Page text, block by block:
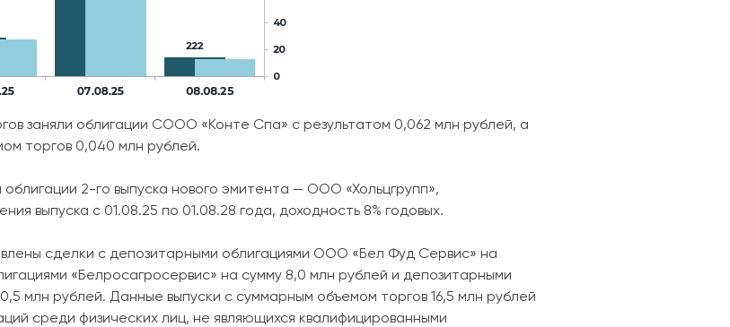
заняли облигации СООО «Конте Спа» с результатом 0,062 млн рублей, а
торгов 0,040 млн рублей.
2-го выпуска нового эмитента — ООО «Хольцгрупп»,
выпуска с 01.08.25 по 01.08.28 года, доходность 8% годовых.
сделки с депозитарными облигациями ООО «Бел Фуд Сервис» на
«Белросагросервис» на сумму 8,0 млн рублей и депозитарными
млн рублей. Данные выпуски с суммарным объемом торгов 16,5 млн рублей
среди физических лиц, не являющихся квалифицированными